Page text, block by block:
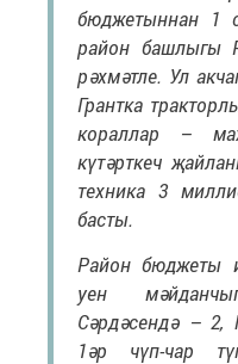
бюджетыннан 1
район башлыгы
рәхмәтле. Ул
Грантка
кораллар –
күтәрткеч
техника 3
басты.
Район бюджеты
уен
Сәрдәсендә – 2,
1әр чүп-чар